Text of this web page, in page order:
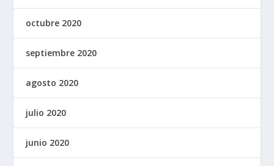
octubre 2020
septiembre 2020
agosto 2020
julio 2020
junio 2020